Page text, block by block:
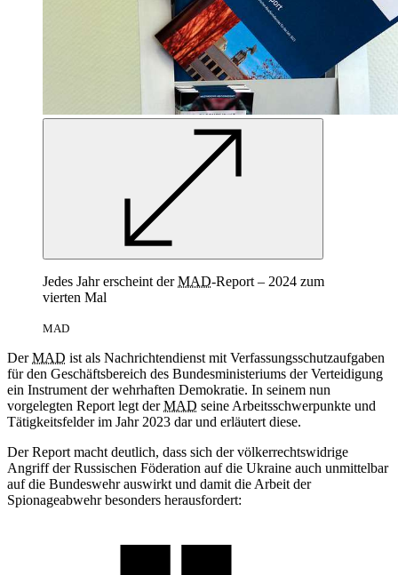
Jedes Jahr erscheint derMAD-Report – 2024 zum
vierten Mal
MAD
DerMAD ist als Nachrichtendienst mit Verfassungsschutzaufgaben
für den Geschäftsbereich des Bundesministeriums der Verteidigung
ein Instrument der wehrhaften Demokratie. In seinem nun
vorgelegten Report legt derMAD seine Arbeitsschwerpunkte und
Tätigkeitsfelder im Jahr 2023 dar und erläutert diese.
Der Report macht deutlich, dass sich der völkerrechtswidrige
Angriff der Russischen Föderation auf die Ukraine auch unmittelbar
auf die Bundeswehr auswirkt und damit die Arbeit der
Spionageabwehr besonders herausfordert: